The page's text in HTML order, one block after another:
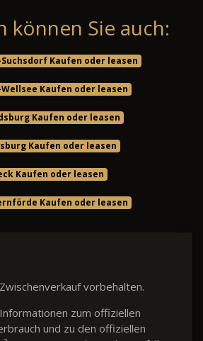
können Sie auch:
Kaufen oder leasen
Kaufen oder leasen
Kaufen oder leasen
Kaufen oder leasen
Kaufen oder leasen
Kaufen oder leasen
vorbehalten.
zum offiziellen
und zu den offiziellen